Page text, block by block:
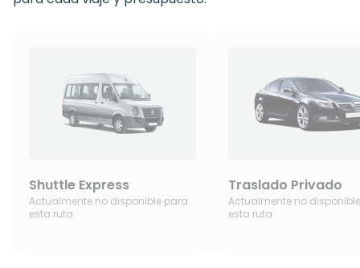
Shuttle Express
Actualmente no disponible para
esta ruta
Traslado Privado
Actualmente no
esta ruta